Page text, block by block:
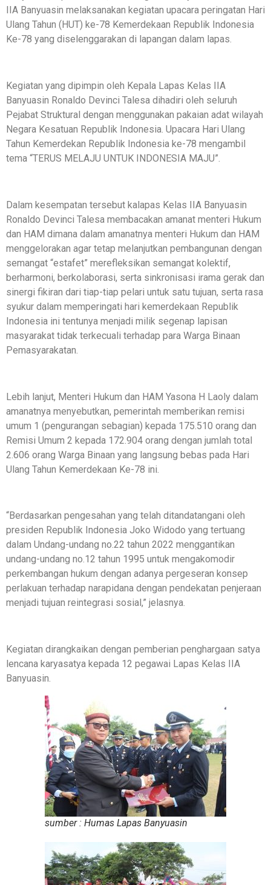
IIA Banyuasin melaksanakan kegiatan upacara peringatan Hari
Ulang Tahun (HUT) ke-78 Kemerdekaan Republik Indonesia
Ke-78 yang diselenggarakan di lapangan dalam lapas.
Kegiatan yang dipimpin oleh Kepala Lapas Kelas IIA
Banyuasin Ronaldo Devinci Talesa dihadiri oleh seluruh
Pejabat Struktural dengan menggunakan pakaian adat wilayah
Negara Kesatuan Republik Indonesia. Upacara Hari Ulang
Tahun Kemerdekan Republik Indonesia ke-78 mengambil
tema “TERUS MELAJU UNTUK INDONESIA MAJU”.
Dalam kesempatan tersebut kalapas Kelas IIA Banyuasin
Ronaldo Devinci Talesa membacakan amanat menteri Hukum
dan HAM dimana dalam amanatnya menteri Hukum dan HAM
menggelorakan agar tetap melanjutkan pembangunan dengan
semangat “estafet” merefleksikan semangat kolektif,
berharmoni, berkolaborasi, serta sinkronisasi irama gerak dan
sinergi fikiran dari tiap-tiap pelari untuk satu tujuan, serta rasa
syukur dalam memperingati hari kemerdekaan Republik
Indonesia ini tentunya menjadi milik segenap lapisan
masyarakat tidak terkecuali terhadap para Warga Binaan
Pemasyarakatan.
Lebih lanjut, Menteri Hukum dan HAM Yasona H Laoly dalam
amanatnya menyebutkan, pemerintah memberikan remisi
umum 1 (pengurangan sebagian) kepada 175.510 orang dan
Remisi Umum 2 kepada 172.904 orang dengan jumlah total
2.606 orang Warga Binaan yang langsung bebas pada Hari
Ulang Tahun Kemerdekaan Ke-78 ini.
“Berdasarkan pengesahan yang telah ditandatangani oleh
presiden Republik Indonesia Joko Widodo yang tertuang
dalam Undang-undang no.22 tahun 2022 menggantikan
undang-undang no.12 tahun 1995 untuk mengakomodir
perkembangan hukum dengan adanya pergeseran konsep
perlakuan terhadap narapidana dengan pendekatan penjeraan
menjadi tujuan reintegrasi sosial,” jelasnya.
Kegiatan dirangkaikan dengan pemberian penghargaan satya
lencana karyasatya kepada 12 pegawai Lapas Kelas IIA
Banyuasin.
sumber : Humas Lapas Banyuasin